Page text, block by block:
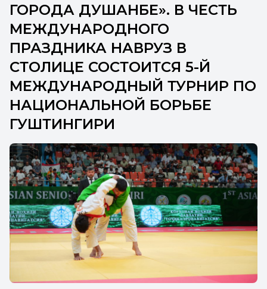
ГОРОДА ДУШАНБЕ». В ЧЕСТЬ
МЕЖДУНАРОДНОГО
ПРАЗДНИКА НАВРУЗ В
СТОЛИЦЕ СОСТОИТСЯ 5-Й
МЕЖДУНАРОДНЫЙ ТУРНИР ПО
НАЦИОНАЛЬНОЙ БОРЬБЕ
ГУШТИНГИРИ